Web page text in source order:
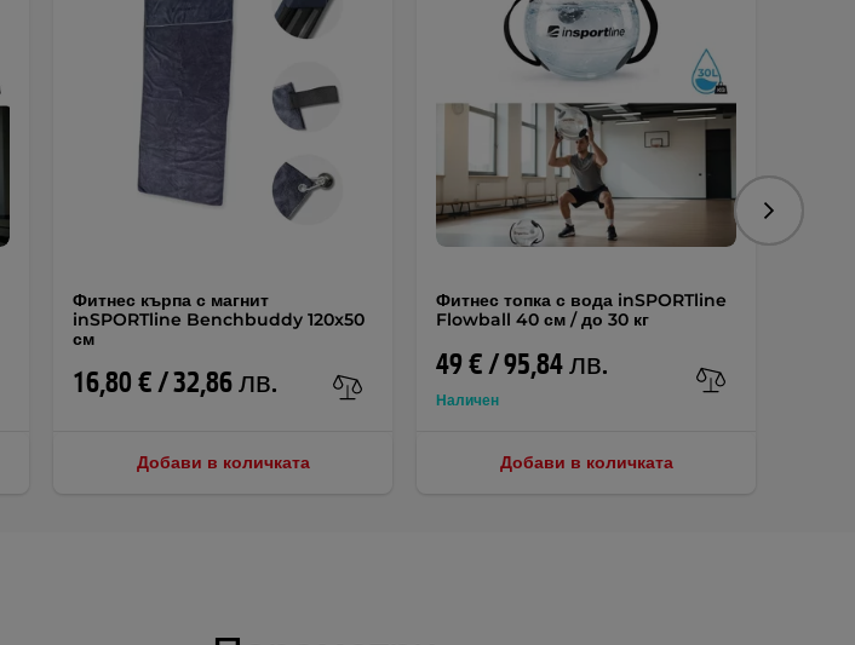
Фитнес кърпа с магнит
inSPORTline Benchbuddy 120x50
см
16,80 € / 32,86 лв.
Добави в количката
Фитнес топка с вода inSPORTline
Flowball 40 см / до 30 кг
49 € / 95,84 лв.
Наличен
Добави в количката
Следваща